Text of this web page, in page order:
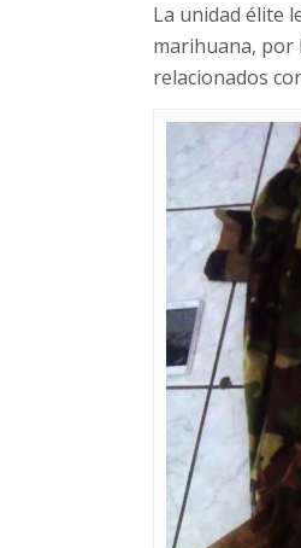
La unidad élite
marihuana, por
relacionados